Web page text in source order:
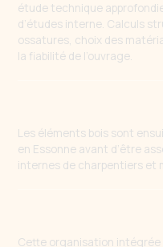
étude technique
d’études interne. Calculs
ossatures, choix des
la fiabilité de l’ouvrage.
Les éléments bois sont
en Essonne avant d’être
internes de charpentiers et
Cette organisation